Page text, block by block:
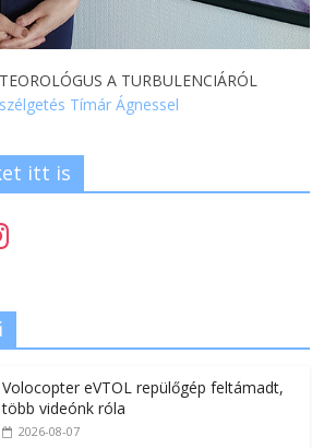
A TURBULENCIÁRÓL
Tímár Ágnessel
itt is
Volocopter eVTOL repülőgép feltámadt,
több videónk róla
2026-08-07